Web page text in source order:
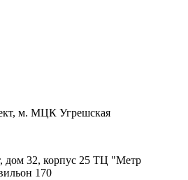
м. МЦК Угрешская
дом 32, корпус 25 ТЦ "Метр
170